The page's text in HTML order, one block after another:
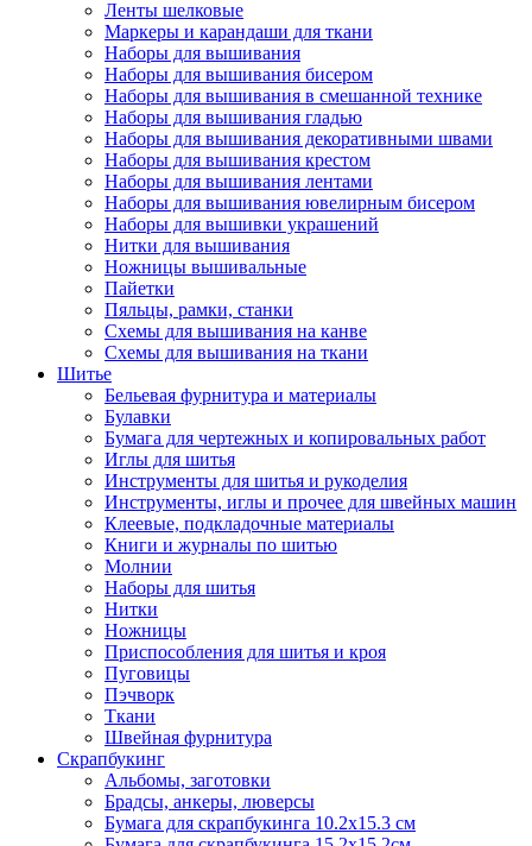
Ленты шелковые
Маркеры и карандаши для ткани
Наборы для вышивания
Наборы для вышивания бисером
Наборы для вышивания в смешанной технике
Наборы для вышивания гладью
Наборы для вышивания декоративными швами
Наборы для вышивания крестом
Наборы для вышивания лентами
Наборы для вышивания ювелирным бисером
Наборы для вышивки украшений
Нитки для вышивания
Ножницы вышивальные
Пайетки
Пяльцы, рамки, станки
Схемы для вышивания на канве
Схемы для вышивания на ткани
Шитье
Бельевая фурнитура и материалы
Булавки
Бумага для чертежных и копировальных работ
Иглы для шитья
Инструменты для шитья и рукоделия
Инструменты, иглы и прочее для швейных машин
Клеевые, подкладочные материалы
Книги и журналы по шитью
Молнии
Наборы для шитья
Нитки
Ножницы
Приспособления для шитья и кроя
Пуговицы
Пэчворк
Ткани
Швейная фурнитура
Скрапбукинг
Альбомы, заготовки
Брадсы, анкеры, люверсы
Бумага для скрапбукинга 10.2х15.3 см